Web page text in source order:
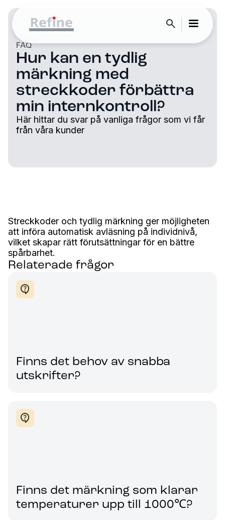
FAQ
Hur kan en tydlig
märkning med
streckkoder förbättra
min internkontroll?
Här hittar du svar på vanliga frågor som vi får
från våra kunder
Streckkoder och tydlig märkning ger möjligheten
att införa automatisk avläsning på individnivå,
vilket skapar rätt förutsättningar för en bättre
spårbarhet.
Relaterade frågor
Finns det behov av snabba
utskrifter?
Finns det märkning som klarar
temperaturer upp till 1000℃?